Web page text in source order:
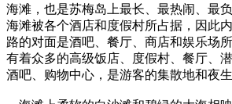
海滩，也是苏梅岛上最长、最热闹、最
海滩被各个酒店和度假村所占据，因此
路的对面是酒吧、餐厅、商店和娱乐场
有着众多的高级饭店、度假村、餐厅、
酒吧、购物中心，是游客的集散地和夜生